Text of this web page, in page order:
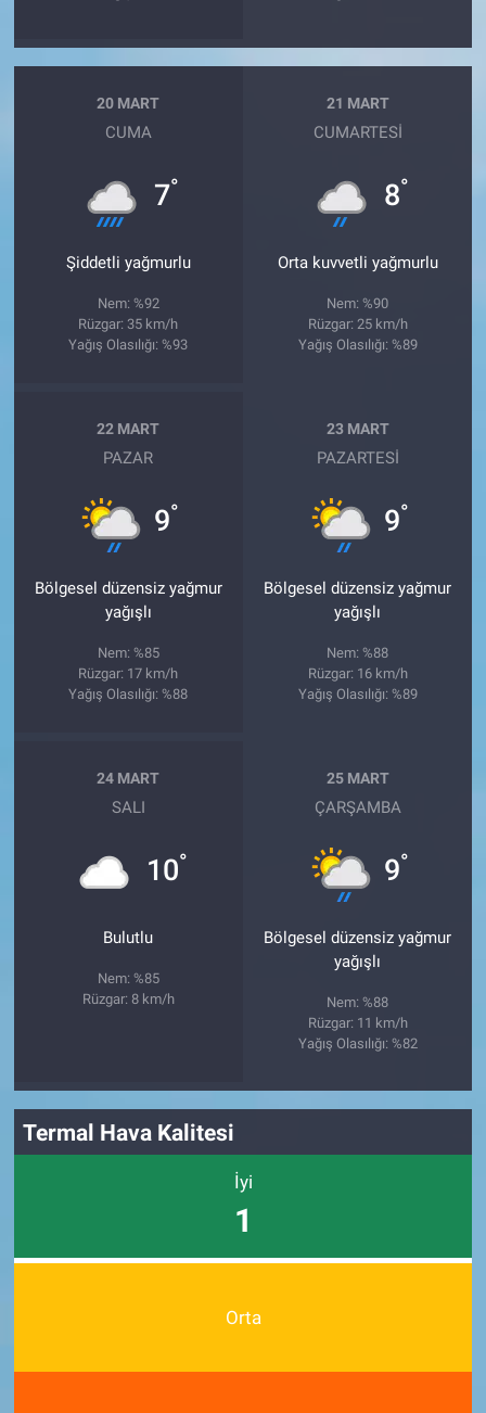
20 MART
CUMA
7°
Şiddetli yağmurlu
Nem: %92
Rüzgar: 35 km/h
Yağış Olasılığı: %93
21 MART
CUMARTESI
8°
Orta kuvvetli yağmurlu
Nem: %90
Rüzgar: 25 km/h
Yağış Olasılığı: %89
22 MART
PAZAR
9°
Bölgesel düzensiz yağmur
yağışlı
Nem: %85
Rüzgar: 17 km/h
Yağış Olasılığı: %88
23 MART
PAZARTESI
9°
Bölgesel düzensiz yağmur
yağışlı
Nem: %88
Rüzgar: 16 km/h
Yağış Olasılığı: %89
24 MART
SALI
10°
Bulutlu
Nem: %85
Rüzgar: 8 km/h
25 MART
ÇARŞAMBA
9°
Bölgesel düzensiz yağmur
yağışlı
Nem: %88
Rüzgar: 11 km/h
Yağış Olasılığı: %82
Termal Hava Kalitesi
İyi
1
Orta